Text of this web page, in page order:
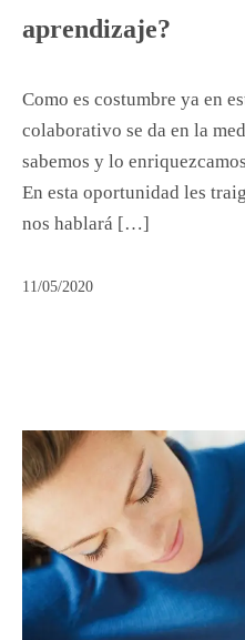
aprendizaje?
Como es costumbre ya en
colaborativo se da en la
sabemos y lo
En esta oportunidad les
nos hablará […]
11/05/2020